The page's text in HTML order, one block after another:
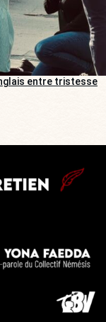
entre tristesse